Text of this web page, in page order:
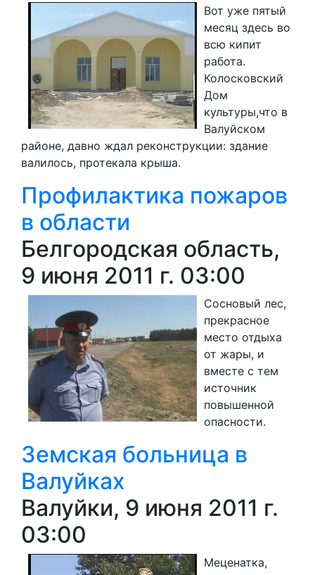
Вот уже пятый
месяц здесь во
всю кипит
работа.
Колосковский
Дом
культуры,что в
Валуйском
районе, давно ждал реконструкции: здание
валилось, протекала крыша.
Профилактика пожаров
в области
Белгородская область,
9 июня 2011 г. 03:00
Сосновый лес,
прекрасное
место отдыха
от жары, и
вместе с тем
источник
повышенной
опасности.
Земская больница в
Валуйках
Валуйки, 9 июня 2011 г.
03:00
Меценатка,